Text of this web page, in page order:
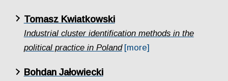
Tomasz Kwiatkowski
Industrial cluster identification methods in the
political practice in Poland [more]
Bohdan Jałowiecki